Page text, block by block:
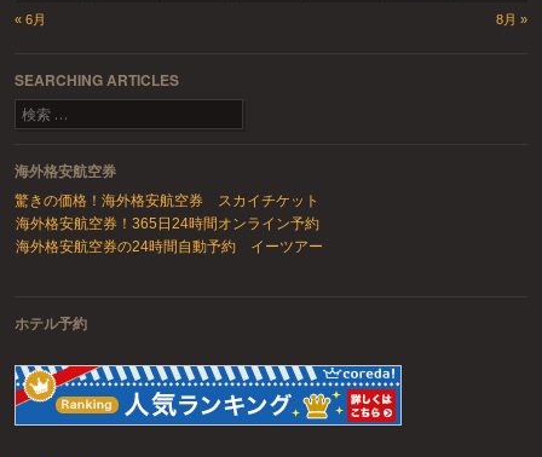
« 6月 8月 »
SEARCHING ARTICLES
検索
海外格安航空券
驚きの価格！海外格安航空券 スカイチケット
海外格安航空券！365日24時間オンライン予約
海外格安航空券の24時間自動予約 イーツアー
ホテル予約